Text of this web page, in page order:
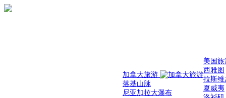
加拿大旅游
落基山脉
尼亚加拉大瀑布
美国
西雅图
拉斯维
夏威夷